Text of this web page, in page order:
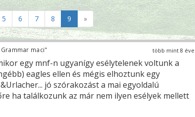
5 6 7 8 9 »
több mint 8 éve
maci"
egy mnf-n ugyanígy esélytelenek voltunk a
eagles ellen és mégis elhoztunk egy
jó szórakozást a mai egyoldalú
ha találkozunk az már nem ilyen esélyek mellett